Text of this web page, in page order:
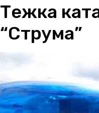
Тежка
“Струма”